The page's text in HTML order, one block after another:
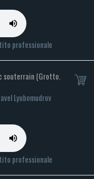
professionale
souterrain (Grotto.
Lyubomudrov
professionale